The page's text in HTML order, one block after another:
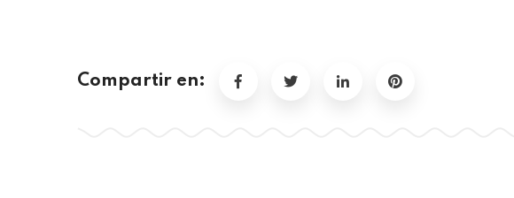
Compartir en: